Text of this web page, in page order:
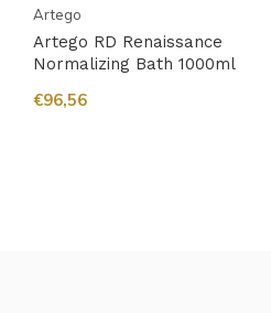
Artego
Artego RD Renaissance
Normalizing Bath 1000ml
€96,56